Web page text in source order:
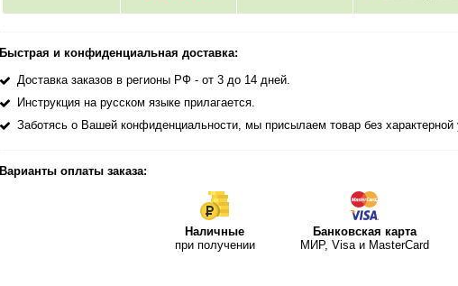
Быстрая и конфиденциальная доставка:
Доставка заказов в регионы РФ - от 3 до 14 дней.
Инструкция на русском языке прилагается.
Заботясь о Вашей конфиденциальности, мы присылаем товар без
Варианты оплаты заказа:
Наличные
при получении
Банковская карта
МИР, Visa и MasterCard